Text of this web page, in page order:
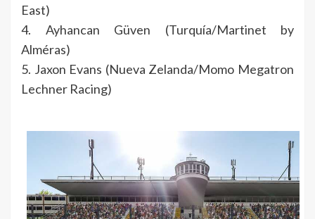
East)
4. Ayhancan Güven (Turquía/Martinet by
Alméras)
5. Jaxon Evans (Nueva Zelanda/Momo Megatron
Lechner Racing)